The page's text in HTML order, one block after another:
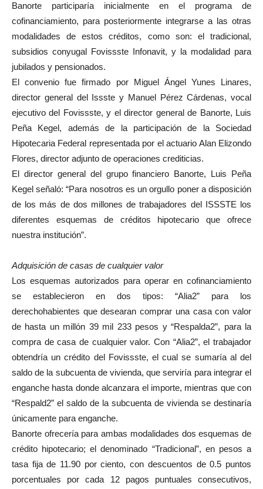
Banorte participaría inicialmente en el programa de
cofinanciamiento, para posteriormente integrarse a las otras
modalidades de estos créditos, como son: el tradicional,
subsidios conyugal Fovissste Infonavit, y la modalidad para
jubilados y pensionados.
El convenio fue firmado por Miguel Ángel Yunes Linares,
director general del Issste y Manuel Pérez Cárdenas, vocal
ejecutivo del Fovissste, y el director general de Banorte, Luis
Peña Kegel, además de la participación de la Sociedad
Hipotecaria Federal representada por el actuario Alan Elizondo
Flores, director adjunto de operaciones crediticias.
El director general del grupo financiero Banorte, Luis Peña
Kegel señaló: “Para nosotros es un orgullo poner a disposición
de los más de dos millones de trabajadores del ISSSTE los
diferentes esquemas de créditos hipotecario que ofrece
nuestra institución”.
Adquisición de casas de cualquier valor
Los esquemas autorizados para operar en cofinanciamiento
se establecieron en dos tipos: “Alia2” para los
derechohabientes que desearan comprar una casa con valor
de hasta un millón 39 mil 233 pesos y “Respalda2”, para la
compra de casa de cualquier valor. Con “Alia2”, el trabajador
obtendría un crédito del Fovissste, el cual se sumaría al del
saldo de la subcuenta de vivienda, que serviría para integrar el
enganche hasta donde alcanzara el importe, mientras que con
“Respald2” el saldo de la subcuenta de vivienda se destinaría
únicamente para enganche.
Banorte ofrecería para ambas modalidades dos esquemas de
crédito hipotecario; el denominado “Tradicional”, en pesos a
tasa fija de 11.90 por ciento, con descuentos de 0.5 puntos
porcentuales por cada 12 pagos puntuales consecutivos,